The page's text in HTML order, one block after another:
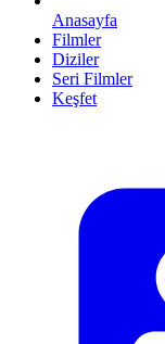
Anasayfa
Filmler
Diziler
Seri Filmler
Keşfet